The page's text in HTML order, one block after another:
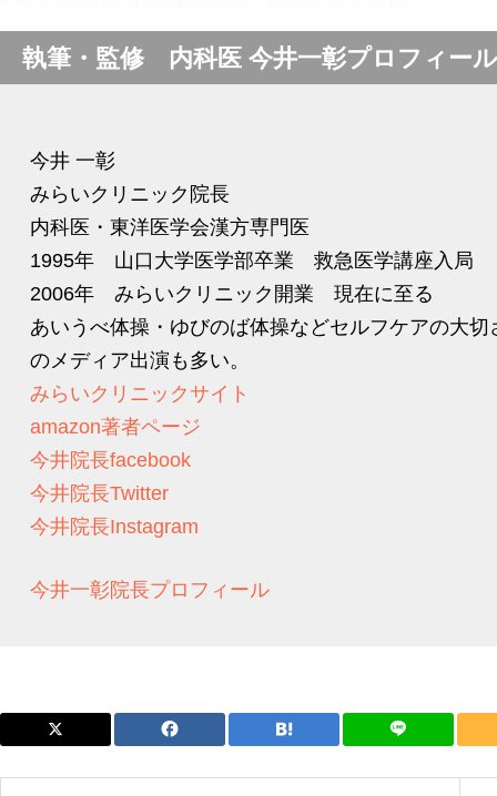
執筆・監修 内科医 今井一彰プロフィール
今井 一彰
みらいクリニック院長
内科医・東洋医学会漢方専門医
1995年 山口大学医学部卒業 救急医学講座入局
2006年 みらいクリニック開業 現在に至る
あいうべ体操・ゆびのば体操などセルフケアの大
のメディア出演も多い。
みらいクリニックサイト
amazon著者ページ
今井院長facebook
今井院長Twitter
今井院長Instagram
今井一彰院長プロフィール